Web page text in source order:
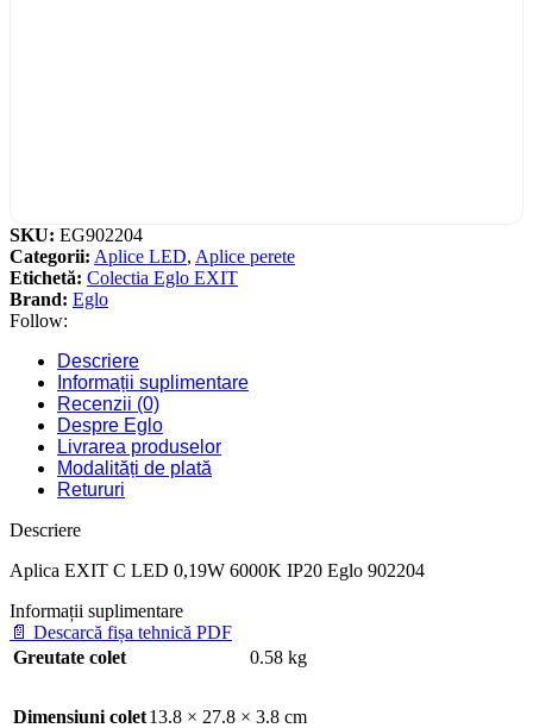
SKU: EG902204
Categorii: Aplice LED, Aplice perete
Etichetă: Colectia Eglo EXIT
Brand: Eglo
Follow:
Descriere
Informații suplimentare
Recenzii (0)
Despre Eglo
Livrarea produselor
Modalități de plată
Retururi
Descriere
Aplica EXIT C LED 0,19W 6000K IP20 Eglo 902204
Informații suplimentare
📄 Descarcă fișa tehnică PDF
Greutate colet
0.58 kg
Dimensiuni colet13.8 × 27.8 × 3.8 cm